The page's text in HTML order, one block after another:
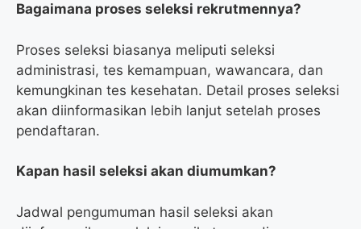
Bagaimana proses seleksi rekrutmennya?
Proses seleksi biasanya meliputi seleksi
administrasi, tes kemampuan, wawancara, dan
kemungkinan tes kesehatan. Detail proses seleksi
akan diinformasikan lebih lanjut setelah proses
pendaftaran.
Kapan hasil seleksi akan diumumkan?
Jadwal pengumuman hasil seleksi akan